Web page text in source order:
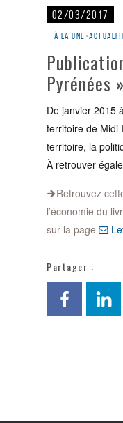
02/03/2017
À la une •
Pyrénées
De janvier 2015
territoire de
territoire, la
À retrouver
Retrouvez
l’économie du
sur la page
Partager :